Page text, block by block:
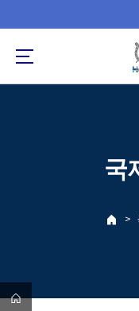
로
메
국
>